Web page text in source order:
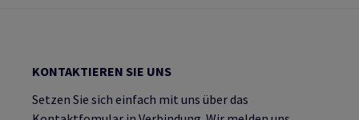
KONTAKTIEREN SIE UNS
Setzen Sie sich einfach mit uns über das